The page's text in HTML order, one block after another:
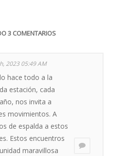
3 COMENTARIOS
2023 05:49 AM
hace todo a la
estación, cada
nos invita a
movimientos. A
de espalda a estos
Estos encuentros
maravillosa